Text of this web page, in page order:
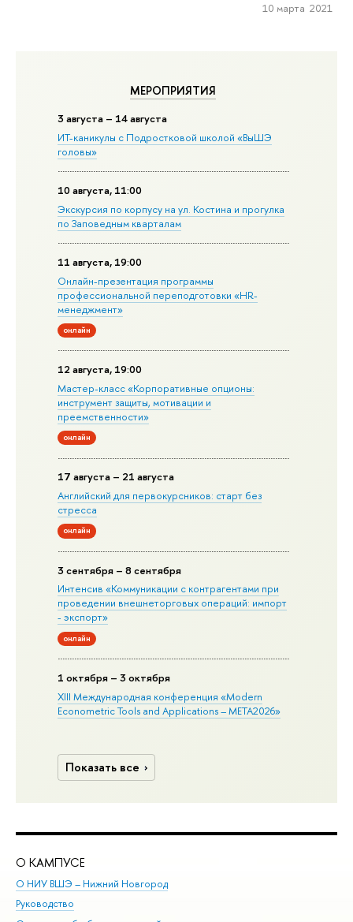
МЕРОПРИЯТИЯ
3 августа – 14 августа
ИТ-каникулы с Подростковой школой «ВыШЭ
головы»
10 августа, 11:00
Экскурсия по корпусу на ул. Костина и прогулка
по Заповедным кварталам
11 августа, 19:00
Онлайн-презентация программы
профессиональной переподготовки «HR-
менеджмент»
онлайн
12 августа, 19:00
Мастер-класс «Корпоративные опционы:
инструмент защиты, мотивации и
преемственности»
онлайн
17 августа – 21 августа
Английский для первокурсников: старт без
стресса
онлайн
3 сентября – 8 сентября
Интенсив «Коммуникации с контрагентами при
проведении внешнеторговых операций: импорт
- экспорт»
онлайн
1 октября – 3 октября
XIII Международная конференция «Modern
Econometric Tools and Applications – META2026»
Показать все
10 марта 2021
О КАМПУСЕ
О НИУ ВШЭ – Нижний Новгород
Руководство